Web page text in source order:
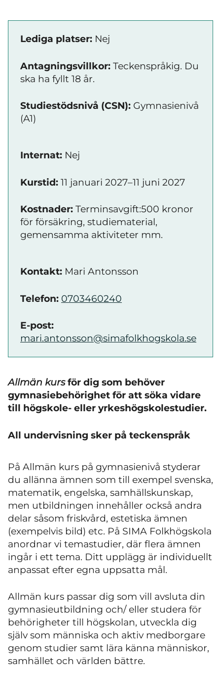
Lediga platser: Nej
Antagningsvillkor: Teckenspråkig. Du
ska ha fyllt 18 år.
Studiestödsnivå (CSN): Gymnasienivå
(A1)
Internat: Nej
Kurstid: 11 januari 2027–11 juni 2027
Kostnader: Terminsavgift:500 kronor
för försäkring, studiematerial,
gemensamma aktiviteter mm.
Kontakt: Mari Antonsson
Telefon: 0703460240
E-post:
mari.antonsson@simafolkhogskola.se
Allmän kursför dig som behöver
gymnasiebehörighet för att söka vidare
till högskole- eller yrkeshögskolestudier.
All undervisning sker på teckenspråk
På Allmän kurs på gymnasienivå styderar
du allänna ämnen som till exempel svenska,
matematik, engelska, samhällskunskap,
men utbildningen innehåller också andra
delar såsom friskvård, estetiska ämnen
(exempelvis bild) etc. På SIMA Folkhögskola
anordnar vi temastudier, där flera ämnen
ingår i ett tema. Ditt upplägg är individuellt
anpassat efter egna uppsatta mål.
Allmän kurs passar dig som vill avsluta din
gymnasieutbildning och/ eller studera för
behörigheter till högskolan, utveckla dig
själv som människa och aktiv medborgare
genom studier samt lära känna människor,
samhället och världen bättre.